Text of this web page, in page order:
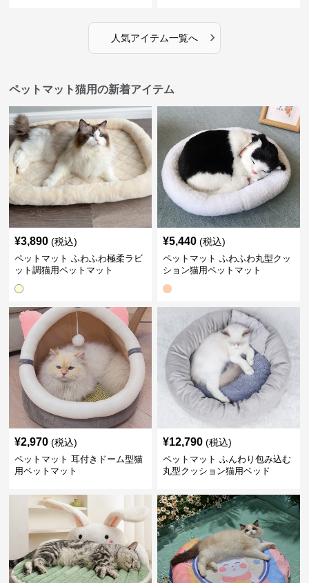
人気アイテム一覧へ ›
ペットマット猫用の新着アイテム
¥3,890 (税込)
ペットマット ふわふわ極柔ラビ
ット調猫用ペットマット
¥5,440 (税込)
ペットマット ふわふわ丸型クッ
ション猫用ペットマット
¥2,970 (税込)
ペットマット 耳付きドーム型猫
用ペットマット
¥12,790 (税込)
ペットマット ふんわり包み込む
丸型クッション猫用ベッド